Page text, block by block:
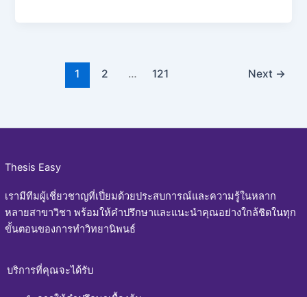
1 2 … 121 Next →
Thesis Easy
เรามีทีมผู้เชี่ยวชาญที่เปี่ยมด้วยประสบการณ์และความรู้ในหลาก
หลายสาขาวิชา พร้อมให้คำปรึกษาและแนะนำคุณอย่างใกล้ชิดในทุก
ขั้นตอนของการทำวิทยานิพนธ์
บริการที่คุณจะได้รับ